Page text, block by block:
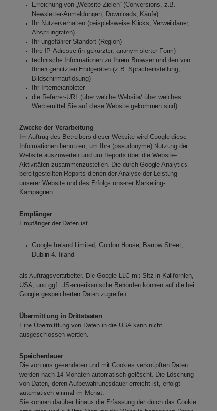
Erreichung von „Website-Zielen“ (Conversions, z.B.
Newsletter-Anmeldungen, Downloads, Käufe)
Ihr Nutzerverhalten (beispielsweise Klicks, Verweildauer,
Absprungraten)
Ihr ungefährer Standort (Region)
Ihre IP-Adresse (in gekürzter, anonymisierter Form)
technische Informationen zu Ihrem Browser und den von
Ihnen genutzten Endgeräten (z.B. Spracheinstellung,
Bildschirmauflösung)
Ihr Internetanbieter
die Referrer-URL (über welche Website/ über welches
Werbemittel Sie auf diese Website gekommen sind)
Zwecke der Verarbeitung
Im Auftrag des Betreibers dieser Website wird Google diese
Informationen benutzen, um Ihre (pseudonyme) Nutzung der
Website auszuwerten und um Reports über die Website-
Aktivitäten zusammenzustellen. Die durch Google Analytics
bereitgestellten Reports dienen der Analyse der Leistung
unserer Website und des Erfolgs unserer Marketing-
Kampagnen.
Empfänger
Empfänger der Daten ist
Google Ireland Limited, Gordon House, Barrow Street,
Dublin 4, Irland
als Auftragsverarbeiter. Die Google LLC mit Sitz in Kalifornien,
USA, und ggf. US-amerikanische Behörden können auf die bei
Google gespeicherten Daten zugreifen.
Übermittlung in Drittstaaten
Eine Übermittlung von Daten in die USA kann nicht
ausgeschlossen werden.
Speicherdauer
Die von uns gesendeten und mit Cookies verknüpften Daten
werden nach 14 Monaten automatisch gelöscht. Die Löschung
von Daten, deren Aufbewahrungsdauer erreicht ist, erfolgt
automatisch einmal im Monat.
Sie können darüber hinaus die Erfassung der durch das Cookie